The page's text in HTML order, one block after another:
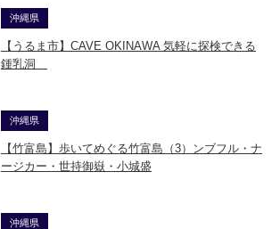
沖縄県
【うるま市】CAVE OKINAWA 気軽に探検できる
鍾乳洞
沖縄県
【竹富島】歩いてめぐる竹富島（3）ンブフル・ナ
ージカー・世持御嶽・小城盛
沖縄県